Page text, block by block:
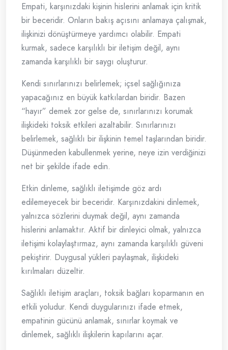
Empati, karşınızdaki kişinin hislerini anlamak için kritik
bir beceridir. Onların bakış açısını anlamaya çalışmak,
ilişkinizi dönüştürmeye yardımcı olabilir. Empati
kurmak, sadece karşılıklı bir iletişim değil, aynı
zamanda karşılıklı bir saygı oluşturur.
Kendi sınırlarınızı belirlemek; içsel sağlığınıza
yapacağınız en büyük katkılardan biridir. Bazen
“hayır” demek zor gelse de, sınırlarınızı korumak
ilişkideki toksik etkileri azaltabilir. Sınırlarınızı
belirlemek, sağlıklı bir ilişkinin temel taşlarından biridir.
Düşünmeden kabullenmek yerine, neye izin verdiğinizi
net bir şekilde ifade edin.
Etkin dinleme, sağlıklı iletişimde göz ardı
edilemeyecek bir beceridir. Karşınızdakini dinlemek,
yalnızca sözlerini duymak değil, aynı zamanda
hislerini anlamaktır. Aktif bir dinleyici olmak, yalnızca
iletişimi kolaylaştırmaz, aynı zamanda karşılıklı güveni
pekiştirir. Duygusal yükleri paylaşmak, ilişkideki
kırılmaları düzeltir.
Sağlıklı iletişim araçları, toksik bağları koparmanın en
etkili yoludur. Kendi duygularınızı ifade etmek,
empatinin gücünü anlamak, sınırlar koymak ve
dinlemek, sağlıklı ilişkilerin kapılarını açar.